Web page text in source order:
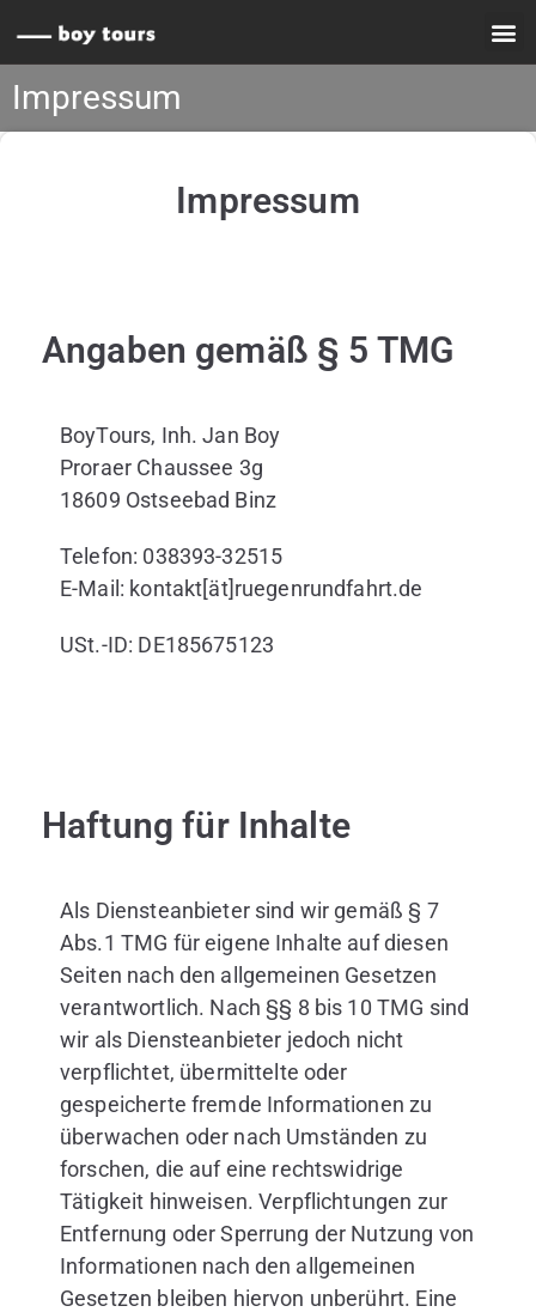
Impressum
Impressum
Angaben gemäß § 5 TMG
BoyTours, Inh. Jan Boy
Proraer Chaussee 3g
18609 Ostseebad Binz
Telefon: 038393-32515
E-Mail: kontakt[ät]ruegenrundfahrt.de
USt.-ID: DE185675123
Haftung für Inhalte
Als Diensteanbieter sind wir gemäß § 7
Abs.1 TMG für eigene Inhalte auf diesen
Seiten nach den allgemeinen Gesetzen
verantwortlich. Nach §§ 8 bis 10 TMG sind
wir als Diensteanbieter jedoch nicht
verpflichtet, übermittelte oder
gespeicherte fremde Informationen zu
überwachen oder nach Umständen zu
forschen, die auf eine rechtswidrige
Tätigkeit hinweisen. Verpflichtungen zur
Entfernung oder Sperrung der Nutzung von
Informationen nach den allgemeinen
Gesetzen bleiben hiervon unberührt. Eine